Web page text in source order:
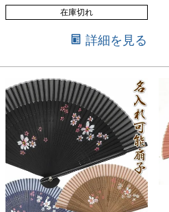
在庫切れ
詳細を見る